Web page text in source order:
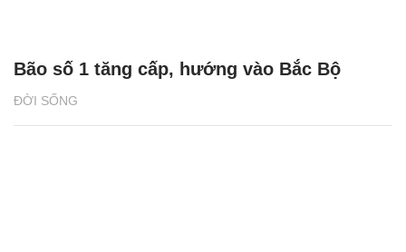
ĐỜI SỐNG
Bão số 1 tăng cấp, hướng vào Bắc Bộ